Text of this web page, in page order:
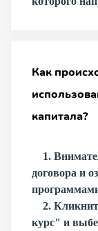
Как
капитала?
1.
договора и
2.
курс" и